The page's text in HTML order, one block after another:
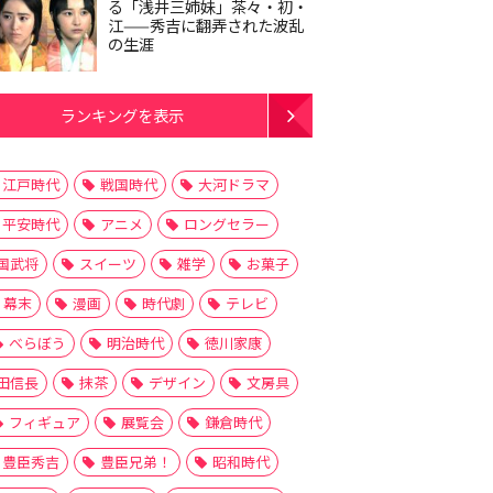
る「浅井三姉妹」茶々・初・
江——秀吉に翻弄された波乱
の生涯
ランキングを表示
江戸時代 戦国時代
大河ドラマ
平安時代
アニメ
ロングセラー
武将
スイーツ 雑学
お菓子
幕末
漫画 時代劇
テレビ
べらぼう
明治時代
徳川家康
信長
抹茶 デザイン
文房具
フィギュア
展覧会
鎌倉時代
豊臣秀吉
豊臣兄弟！
昭和時代